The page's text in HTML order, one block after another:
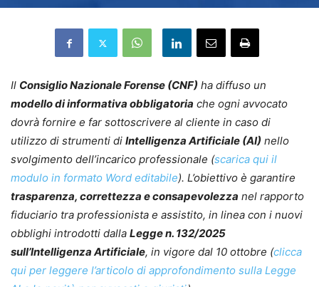
Il Consiglio Nazionale Forense (CNF) ha diffuso un
modello di informativa obbligatoria che ogni avvocato
dovrà fornire e far sottoscrivere al cliente in caso di
utilizzo di strumenti di Intelligenza Artificiale (AI) nello
svolgimento dell’incarico professionale (scarica qui il
modulo in formato Word editabile). L’obiettivo è garantire
trasparenza, correttezza e consapevolezza nel rapporto
fiduciario tra professionista e assistito, in linea con i nuovi
obblighi introdotti dalla Legge n. 132/2025
sull’Intelligenza Artificiale, in vigore dal 10 ottobre (clicca
qui per leggere l’articolo di approfondimento sulla Legge